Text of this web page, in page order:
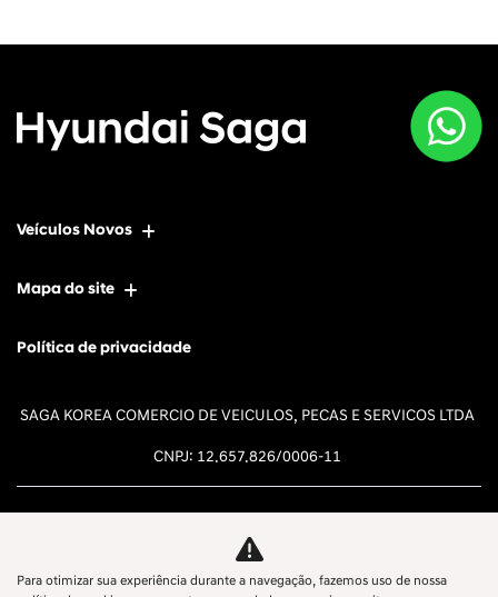
Veículos Novos
Mapa do site
Política de privacidade
SAGA KOREA COMERCIO DE VEICULOS, PECAS E SERVICOS LTDA
CNPJ: 12.657.826/0006-11
Para otimizar sua experiência durante a navegação, fazemos uso de nossa